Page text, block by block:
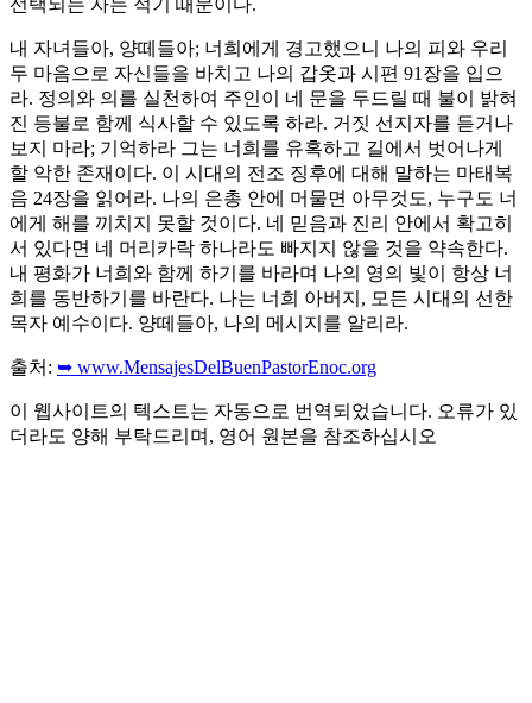
내 자녀들아, 양떼들아; 너희에게 경고했으니 나의 피와 우리
두 마음으로 자신들을 바치고 나의 갑옷과 시편 91장을 입으
라. 정의와 의를 실천하여 주인이 네 문을 두드릴 때 불이 밝혀
진 등불로 함께 식사할 수 있도록 하라. 거짓 선지자를 듣거나
보지 마라; 기억하라 그는 너희를 유혹하고 길에서 벗어나게
할 악한 존재이다. 이 시대의 전조 징후에 대해 말하는 마태복
음 24장을 읽어라. 나의 은총 안에 머물면 아무것도, 누구도 너
에게 해를 끼치지 못할 것이다. 네 믿음과 진리 안에서 확고히
서 있다면 네 머리카락 하나라도 빠지지 않을 것을 약속한다.
내 평화가 너희와 함께 하기를 바라며 나의 영의 빛이 항상 너
희를 동반하기를 바란다. 나는 너희 아버지, 모든 시대의 선한
목자 예수이다. 양떼들아, 나의 메시지를 알리라.
출처: ➥ www.MensajesDelBuenPastorEnoc.org
이 웹사이트의 텍스트는 자동으로 번역되었습니다. 오류가 있
더라도 양해 부탁드리며, 영어 원본을 참조하십시오